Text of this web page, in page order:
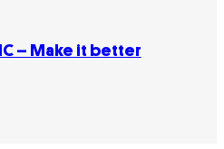
– Make it better